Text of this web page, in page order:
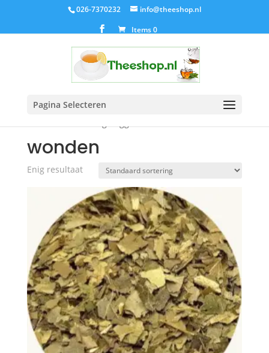
026-7370232
info@theeshop.nl
Items 0
Pagina Selecteren
wonden
Enig resultaat